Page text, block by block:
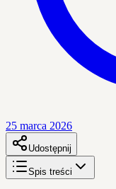
25 marca 2026
Udostępnij
Spis treści